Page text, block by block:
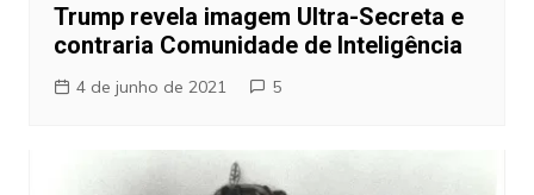
Trump revela imagem Ultra-Secreta e
contraria Comunidade de Inteligência
4 de junho de 2021 5